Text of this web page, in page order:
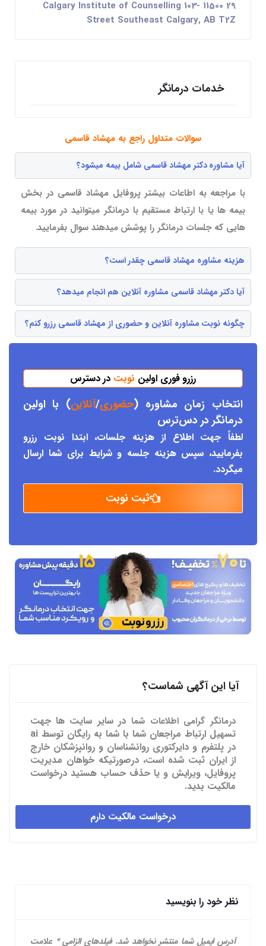
Calgary Institute of Counselling 103- 11500 29
Street Southeast Calgary, AB T2Z
خدمات درمانگر
سوالات متداول راجع به مهشاد قاسمی
آیا مشاوره دکتر مهشاد قاسمی شامل بیمه میشود؟
با مراجعه به اطاعات بیشتر پروفایل مهشاد قاسمی در بخش
بیمه ها یا با ارتباط مستقیم با درمانگر میتوانید در مورد بیمه
هایی که جلسات درمانگر را پوشش میدهند سوال بفرمایید.
هزینه مشاوره مهشاد قاسمی چقدر است؟
آیا دکتر مهشاد قاسمی مشاوره آنلاین هم انجام میدهد؟
چگونه نوبت مشاوره آنلاین و حضوری از مهشاد قاسمی رزرو کنم؟
رزرو فوری اولین نوبت در دسترس
انتخاب زمان مشاوره (حضوری/آنلاین) با اولین
درمانگر در دسترس
لطفاً جهت اطلاع از هزینه جلسات، ابتدا نوبت رزرو
بفرمایید، سپس هزینه جلسه و شرایط برای شما ارسال
میگردد.
ثبت نوبت
آیا این آگهی شماست؟
درمانگر گرامی اطلاعات شما در سایر سایت ها جهت
تسهیل ارتباط مراجعان شما با شما به رایگان توسط ai
در پلتفرم و دایرکتوری روانشناسان و روانپزشکان خارج
از ایران ثبت شده است، درصورتیکه خواهان مدیریت
پروفایل، ویرایش و یا حذف حساب هستید درخواست
مالکیت بدید.
درخواست مالکیت دارم
نظر خود را بنویسید
آدرس ایمیل شما منتشر نخواهد شد. فیلدهای الزامی* علامت